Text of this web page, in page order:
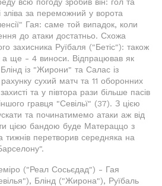
за переможний у ворота
Гая: саме той випадок, коли
до атаки достатньо. Схожа
захисника Руїбаля ("Бетіс"): також
а ще - 4 виноси. Відпрацював як
із "Жирони" та Салас із
сухий матч та 11 оборонних
та у півтора рази більше пасів
гравця "Севільї" (37). З цією
та починатимемо атаки аж від
цією бандою буде Матераццо з
тижнів перетворив середняка на
("Реал Сосьєдад") - Гая
Блінд ("Жирона"), Руїбаль